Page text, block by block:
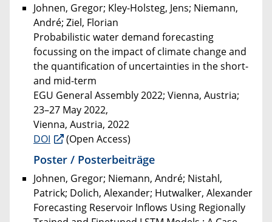
Johnen, Gregor; Kley-Holsteg, Jens; Niemann,
André; Ziel, Florian
Probabilistic water demand forecasting
focussing on the impact of climate change and
the quantification of uncertainties in the short-
and mid-term
EGU General Assembly 2022; Vienna, Austria;
23–27 May 2022,
Vienna, Austria, 2022
DOI
(Open Access)
Poster / Posterbeiträge
Johnen, Gregor; Niemann, André; Nistahl,
Patrick; Dolich, Alexander; Hutwalker, Alexander
Forecasting Reservoir Inflows Using Regionally